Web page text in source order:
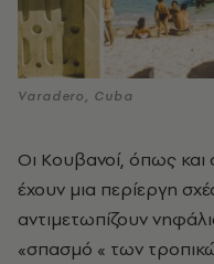
Varadero, Cuba
Οι Κουβανοί, όπως και
έχουν μια περίεργη
αντιμετωπίζουν
«σπασμό « των